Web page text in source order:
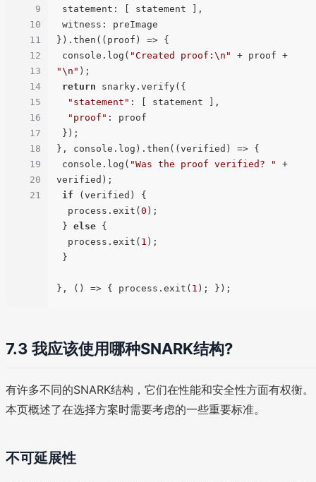
9
10
11
12
13
14
15
16
17
18
19
20
21
}).then((proof) => {
console.log( "Created proof:\n"
"\n" );
return snarky.verify({
"statement" : [ statement ],
"proof" : proof
}, console.log).then((verified) => {
console.log( "Was the proof verified? "
+
verified);
if (verified) {
  process.exit(
0 );
} else {
  process.exit(
1 );
}, () => { process.exit( 1
7.3 我应该使用哪种SNARK结构?
有许多不同的SNARK结构，它们在性能和安全性方面有权衡。
本页概述了在选择方案时需要考虑的一些重要标准。
不可延展性